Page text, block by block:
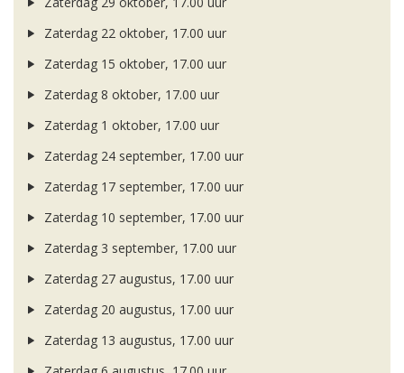
Zaterdag 22 oktober, 17.00 uur
Zaterdag 15 oktober, 17.00 uur
Zaterdag 8 oktober, 17.00 uur
Zaterdag 1 oktober, 17.00 uur
Zaterdag 24 september, 17.00 uur
Zaterdag 17 september, 17.00 uur
Zaterdag 10 september, 17.00 uur
Zaterdag 3 september, 17.00 uur
Zaterdag 27 augustus, 17.00 uur
Zaterdag 20 augustus, 17.00 uur
Zaterdag 13 augustus, 17.00 uur